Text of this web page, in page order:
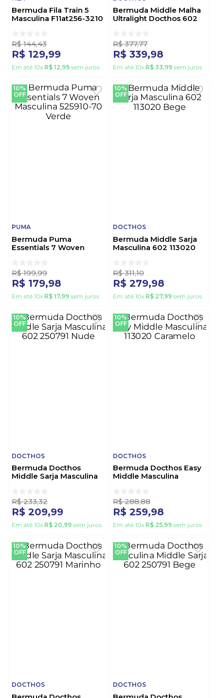
Bermuda Fila Train 5
Masculina F11at256-3210
R$ 144,43
R$ 129,99
Em até 10x R$ 12,99 sem juros
Bermuda Middle Malha
Ultralight Docthos 602
R$ 377,77
R$ 339,98
Em até 10x R$ 33,99 sem juros
10%
OFF
PUMA
Bermuda Puma
Essentials 7 Woven
R$ 199,99
R$ 179,98
Em até 10x R$ 17,99 sem juros
10%
OFF
DOCTHOS
Bermuda Middle Sarja
Masculina 602 113020
R$ 311,10
R$ 279,98
Em até 10x R$ 27,99 sem juros
10%
OFF
DOCTHOS
Bermuda Docthos
Middle Sarja Masculina
R$ 233,32
R$ 209,99
Em até 10x R$ 20,99 sem juros
10%
OFF
DOCTHOS
Bermuda Docthos Easy
Middle Masculina
R$ 288,88
R$ 259,98
Em até 10x R$ 25,99 sem juros
10%
OFF
DOCTHOS
10%
OFF
DOCTHOS